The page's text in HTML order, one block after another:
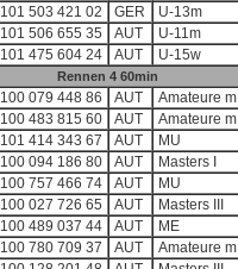
101 503 421 02 GER U-13m
101 506 655 35 AUT U-11m
101 475 604 24 AUT U-15w
Rennen 4 60min
100 079 448 86 AUT Amateure m
100 483 815 60 AUT Amateure m
101 414 343 67 AUT MU
100 094 186 80 AUT Masters I
100 757 466 74 AUT MU
100 027 726 65 AUT Masters III
100 489 037 44 AUT ME
100 780 709 37 AUT Amateure m